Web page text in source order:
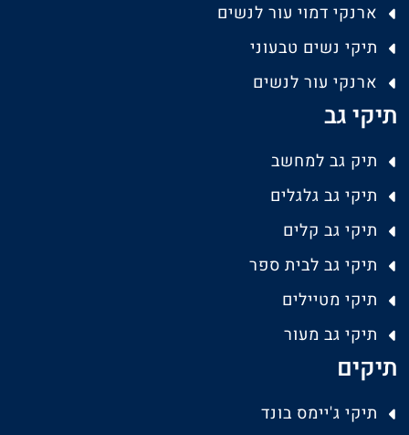
ארנקי דמוי עור לנשים
תיקי נשים טבעוני
ארנקי עור לנשים
תיקי גב
תיק גב למחשב
תיקי גב גלגלים
תיקי גב קלים
תיקי גב לבית ספר
תיקי מטיילים
תיקי גב מעור
תיקים
תיקי ג'יימס בונד